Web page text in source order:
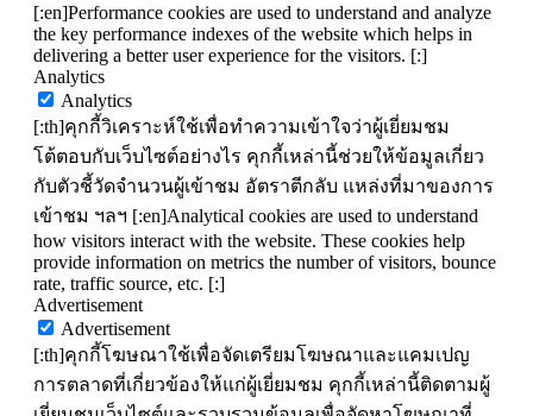
[:en]Performance cookies are used to understand and analyze
the key performance indexes of the website which helps in
delivering a better user experience for the visitors. [:]
Analytics
Analytics
[:th]คุกกี้วิเคราะห์ใช้เพื่อทำความเข้าใจว่าผู้เยี่ยมชม
โต้ตอบกับเว็บไซต์อย่างไร คุกกี้เหล่านี้ช่วยให้ข้อมูลเกี่ยว
กับตัวชี้วัดจำนวนผู้เข้าชม อัตราตีกลับ แหล่งที่มาของการ
เข้าชม ฯลฯ [:en]Analytical cookies are used to understand
how visitors interact with the website. These cookies help
provide information on metrics the number of visitors, bounce
rate, traffic source, etc. [:]
Advertisement
Advertisement
[:th]คุกกี้โฆษณาใช้เพื่อจัดเตรียมโฆษณาและแคมเปญ
การตลาดที่เกี่ยวข้องให้แก่ผู้เยี่ยมชม คุกกี้เหล่านี้ติดตามผู้